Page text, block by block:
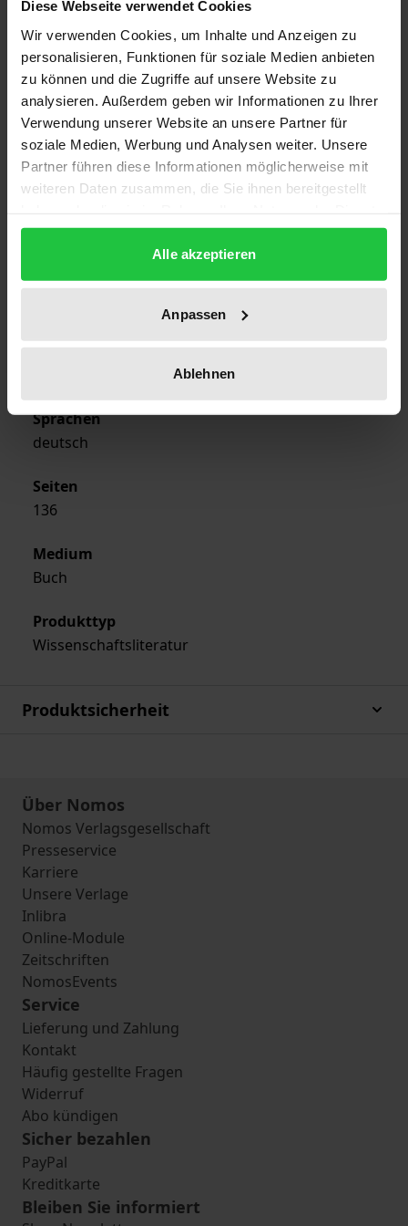
Diese Webseite verwendet Cookies
Wir verwenden Cookies, um Inhalte und Anzeigen zu
personalisieren, Funktionen für soziale Medien anbieten
zu können und die Zugriffe auf unsere Website zu
analysieren. Außerdem geben wir Informationen zu Ihrer
Verwendung unserer Website an unsere Partner für
soziale Medien, Werbung und Analysen weiter. Unsere
Partner führen diese Informationen möglicherweise mit
weiteren Daten zusammen, die Sie ihnen bereitgestellt
gesammelt haben.
Alle akzeptieren
Anpassen
Ablehnen
ISBN
978-3-88345-848-9
Untertitel
Aachener Vorträge
Erscheinungsdatum
30.06.1979
Verlag
Ausgabeart
Sprachen
deutsch
Seiten
136
Medium
Buch
Produkttyp
Wissenschaftsliteratur
Produktsicherheit
Über Nomos
Nomos Verlagsgesellschaft
Presseservice
Karriere
Unsere Verlage
Inlibra
Online-Module
Zeitschriften
NomosEvents
Service
Lieferung und Zahlung
Kontakt
Häufig gestellte Fragen
Widerruf
Abo kündigen
Sicher bezahlen
PayPal
Kreditkarte
Bleiben Sie informiert